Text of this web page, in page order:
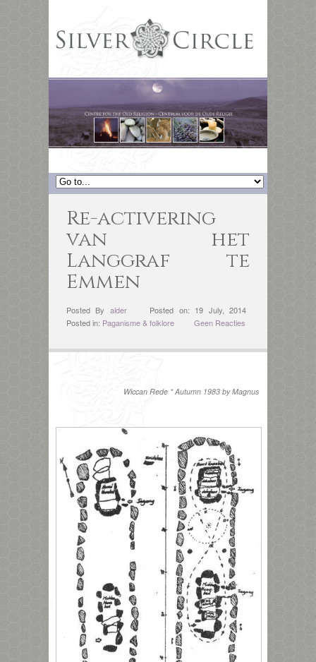
Re-activering
van het
Langgraf te
Emmen
Posted By alder
Posted on: 19 July, 2014
Posted in: Paganisme & folklore Geen Reacties
Wiccan Rede * Autumn 1983 by Magnus